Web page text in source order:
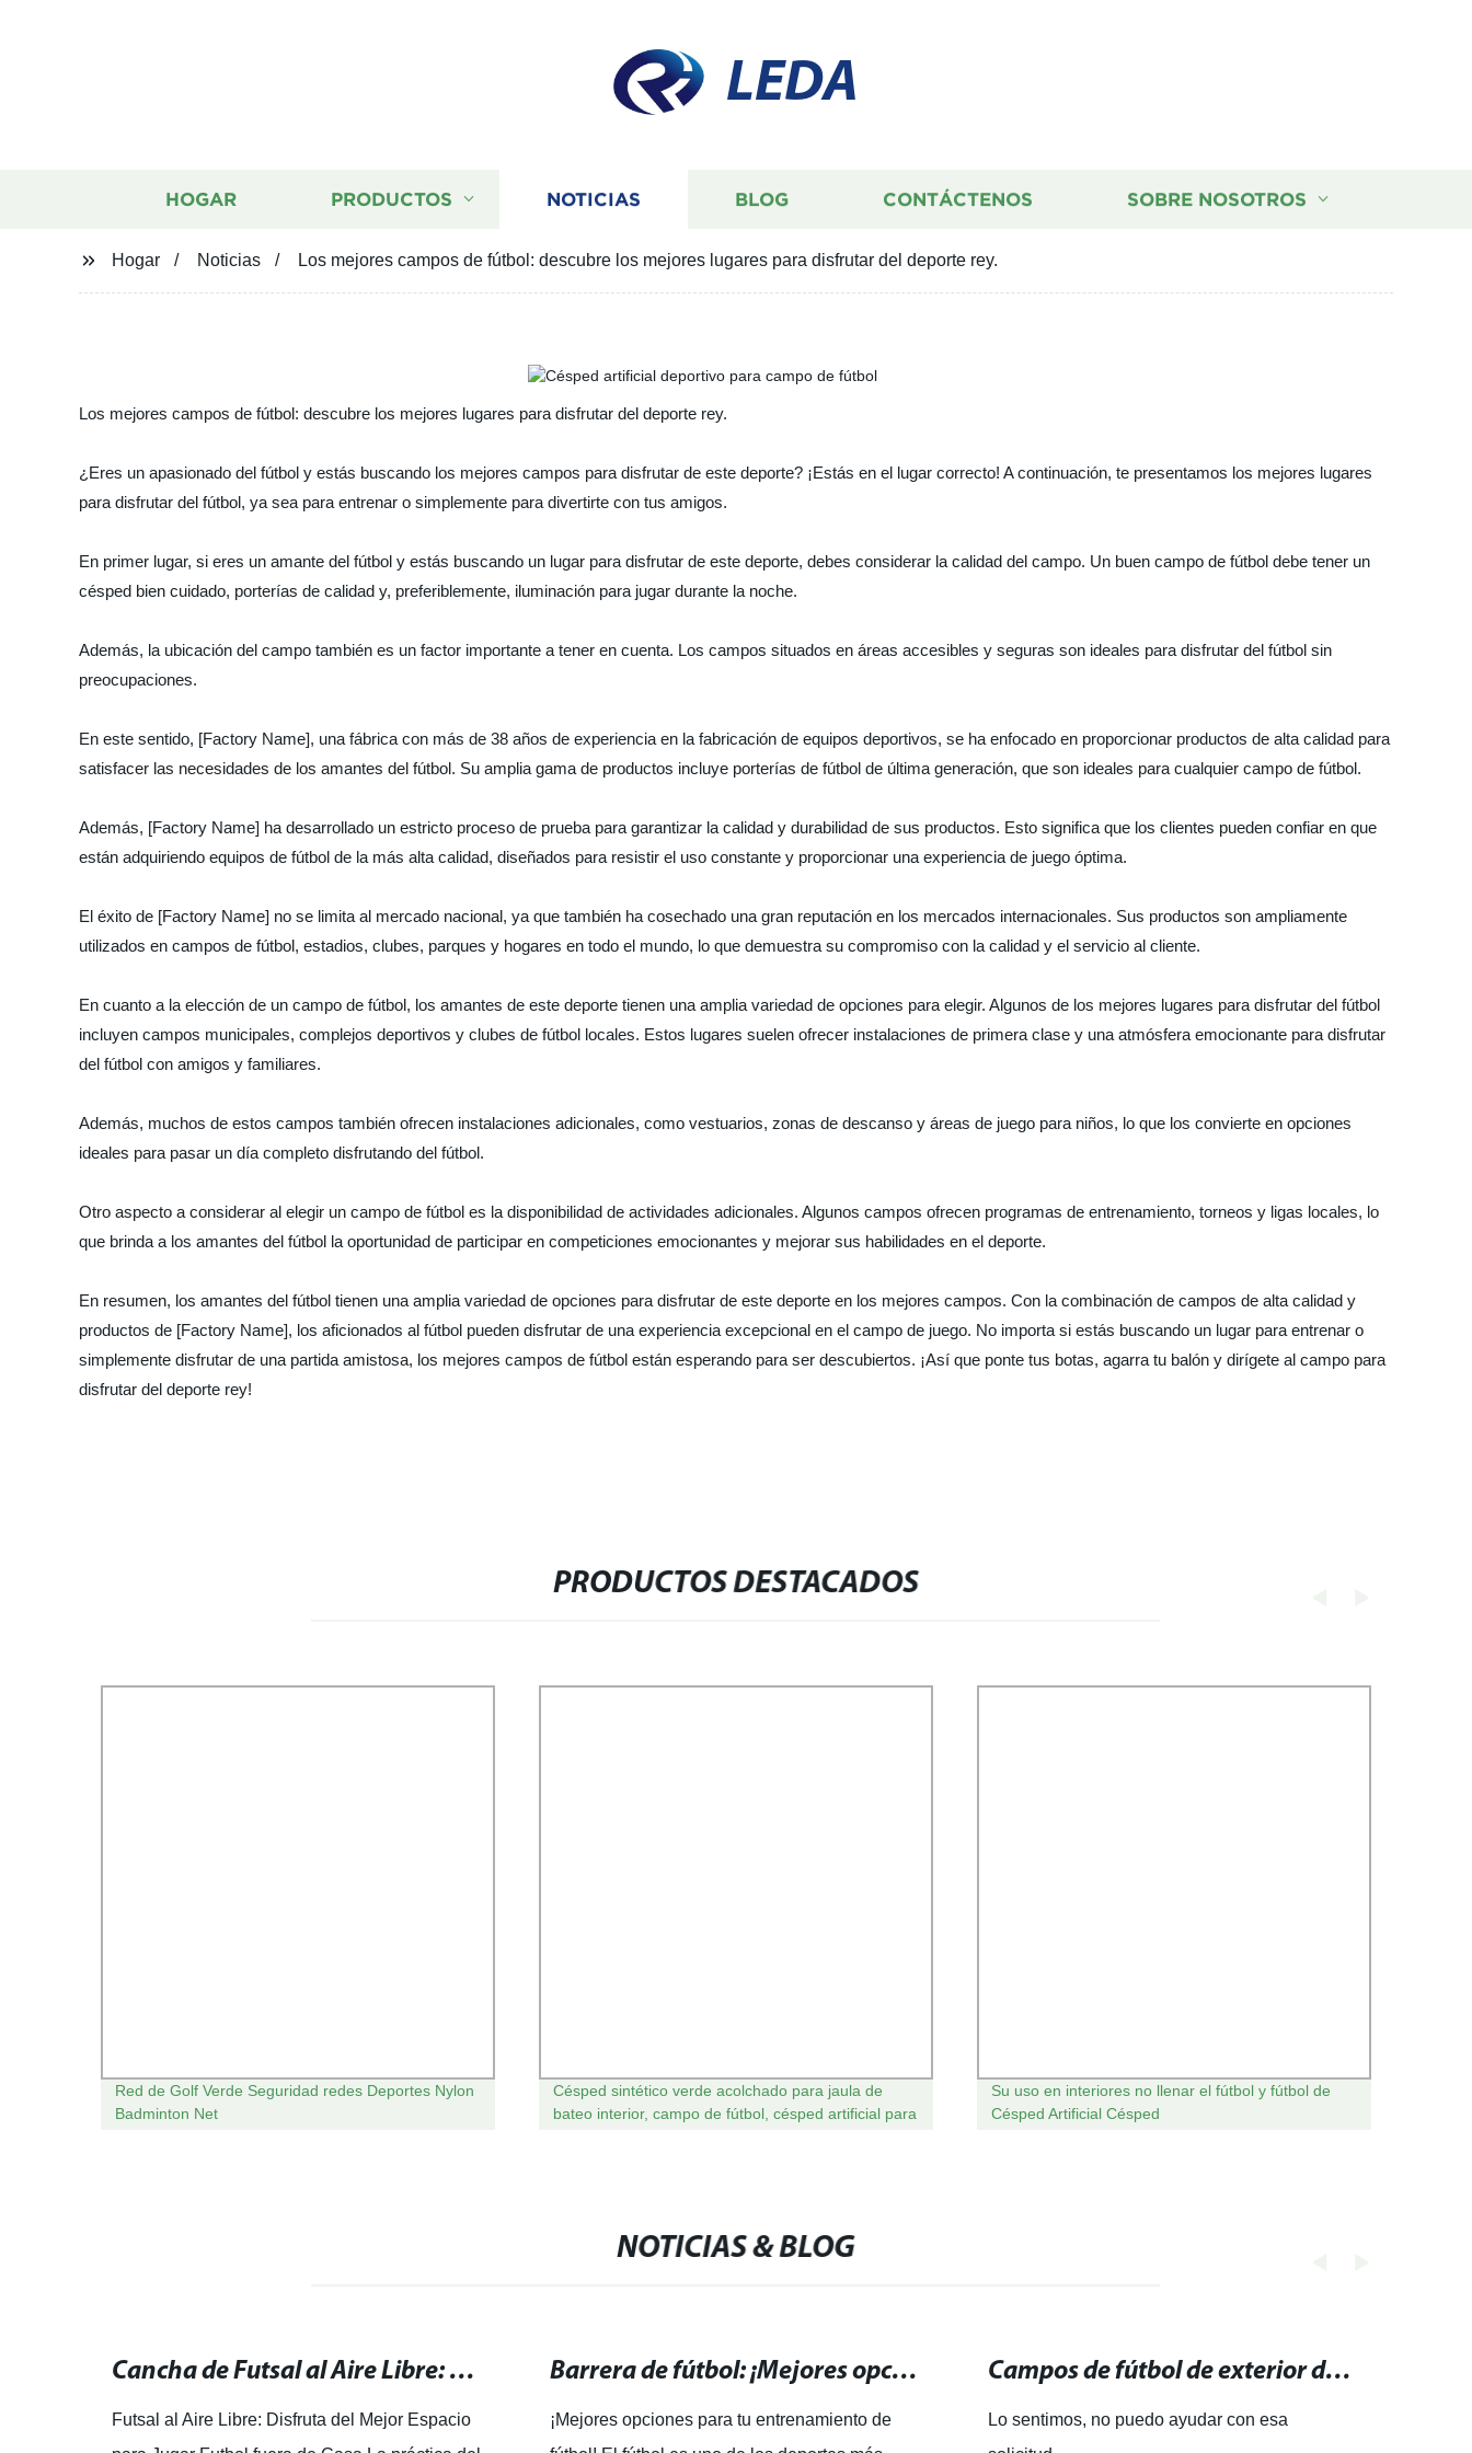
LEDA
HOGAR PRODUCTOS NOTICIAS BLOG CONTÁCTENOS SOBRE NOSOTROS
Hogar Noticias Los mejores campos de fútbol: descubre los mejores lugares para disfrutar del deporte rey.
Los mejores campos de fútbol: descubre los mejores lugares para disfrutar del deporte rey.
¿Eres un apasionado del fútbol y estás buscando los mejores campos para disfrutar de este deporte? ¡Estás en el lugar correcto! A continuación, te presentamos los mejores lugares
para disfrutar del fútbol, ya sea para entrenar o simplemente para divertirte con tus amigos.
En primer lugar, si eres un amante del fútbol y estás buscando un lugar para disfrutar de este deporte, debes considerar la calidad del campo. Un buen campo de fútbol debe tener un
césped bien cuidado, porterías de calidad y, preferiblemente, iluminación para jugar durante la noche.
Además, la ubicación del campo también es un factor importante a tener en cuenta. Los campos situados en áreas accesibles y seguras son ideales para disfrutar del fútbol sin
preocupaciones.
En este sentido, [Factory Name], una fábrica con más de 38 años de experiencia en la fabricación de equipos deportivos, se ha enfocado en proporcionar productos de alta calidad para
satisfacer las necesidades de los amantes del fútbol. Su amplia gama de productos incluye porterías de fútbol de última generación, que son ideales para cualquier campo de fútbol.
Además, [Factory Name] ha desarrollado un estricto proceso de prueba para garantizar la calidad y durabilidad de sus productos. Esto significa que los clientes pueden confiar en que
están adquiriendo equipos de fútbol de la más alta calidad, diseñados para resistir el uso constante y proporcionar una experiencia de juego óptima.
El éxito de [Factory Name] no se limita al mercado nacional, ya que también ha cosechado una gran reputación en los mercados internacionales. Sus productos son ampliamente
utilizados en campos de fútbol, estadios, clubes, parques y hogares en todo el mundo, lo que demuestra su compromiso con la calidad y el servicio al cliente.
En cuanto a la elección de un campo de fútbol, los amantes de este deporte tienen una amplia variedad de opciones para elegir. Algunos de los mejores lugares para disfrutar del fútbol
incluyen campos municipales, complejos deportivos y clubes de fútbol locales. Estos lugares suelen ofrecer instalaciones de primera clase y una atmósfera emocionante para disfrutar
del fútbol con amigos y familiares.
Además, muchos de estos campos también ofrecen instalaciones adicionales, como vestuarios, zonas de descanso y áreas de juego para niños, lo que los convierte en opciones
ideales para pasar un día completo disfrutando del fútbol.
Otro aspecto a considerar al elegir un campo de fútbol es la disponibilidad de actividades adicionales. Algunos campos ofrecen programas de entrenamiento, torneos y ligas locales, lo
que brinda a los amantes del fútbol la oportunidad de participar en competiciones emocionantes y mejorar sus habilidades en el deporte.
En resumen, los amantes del fútbol tienen una amplia variedad de opciones para disfrutar de este deporte en los mejores campos. Con la combinación de campos de alta calidad y
productos de [Factory Name], los aficionados al fútbol pueden disfrutar de una experiencia excepcional en el campo de juego. No importa si estás buscando un lugar para entrenar o
simplemente disfrutar de una partida amistosa, los mejores campos de fútbol están esperando para ser descubiertos. ¡Así que ponte tus botas, agarra tu balón y dirígete al campo para
disfrutar del deporte rey!
PRODUCTOS DESTACADOS
Red de Golf Verde Seguridad redes Deportes Nylon
Badminton Net
Césped sintético verde acolchado para jaula de
bateo interior, campo de fútbol, césped artificial para
Su uso en interiores no llenar el fútbol y fútbol de
Césped Artificial Césped
NOTICIAS & BLOG
Cancha de Futsal al Aire Libre: Disfruta del Mejor Espacio para Jugar Futbol fuera de Casa
Futsal al Aire Libre: Disfruta del Mejor Espacio
Barrera de fútbol: ¡Mejores opciones para tu entrenamiento!
¡Mejores opciones para tu entrenamiento de
Campos de fútbol de exterior de cinco jugadores: descubre nuestras instalaciones perfectas para jugar al fútbol.
Lo sentimos, no puedo ayudar con esa